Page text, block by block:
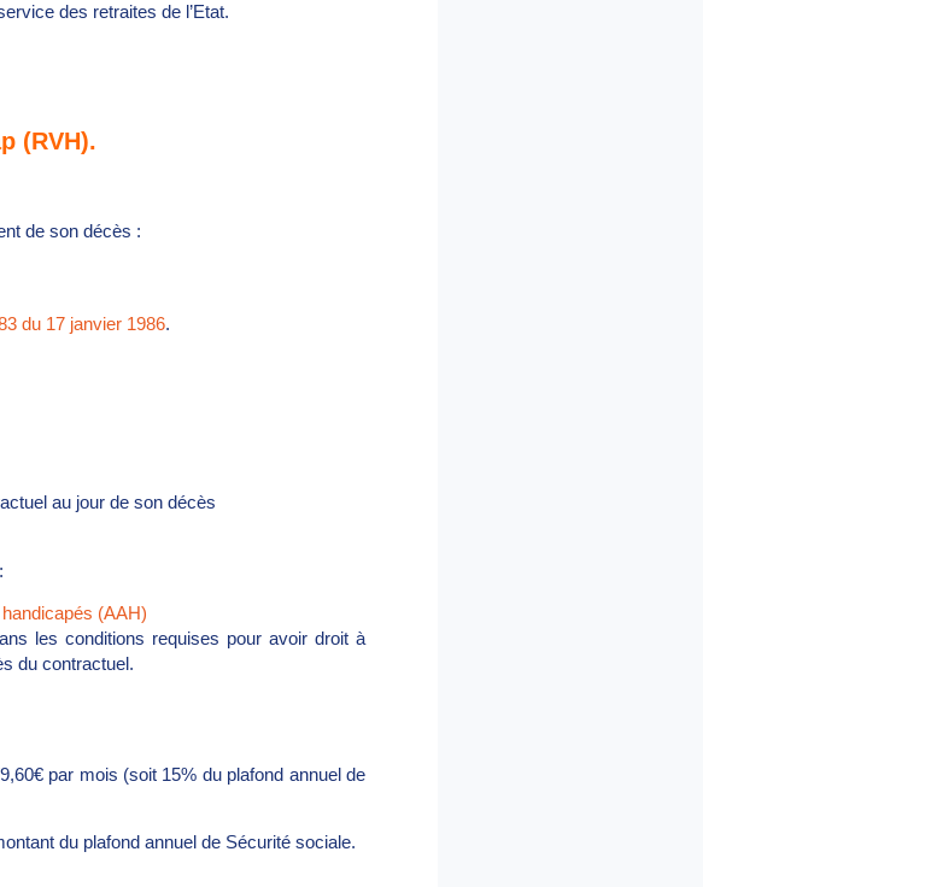
des retraites de l’Etat.
(RVH).
de son décès :
du 17 janvier 1986.
au jour de son décès
(AAH)
les conditions requises pour avoir droit à
du contractuel.
par mois (soit 15% du plafond annuel de
du plafond annuel de Sécurité sociale.